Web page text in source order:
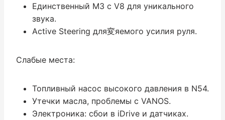
Единственный M3 с V8 для уникального
звука.
Active Steering для変яемого усилия руля.
Слабые места:
Топливный насос высокого давления в N54.
Утечки масла, проблемы с VANOS.
Электроника: сбои в iDrive и датчиках.